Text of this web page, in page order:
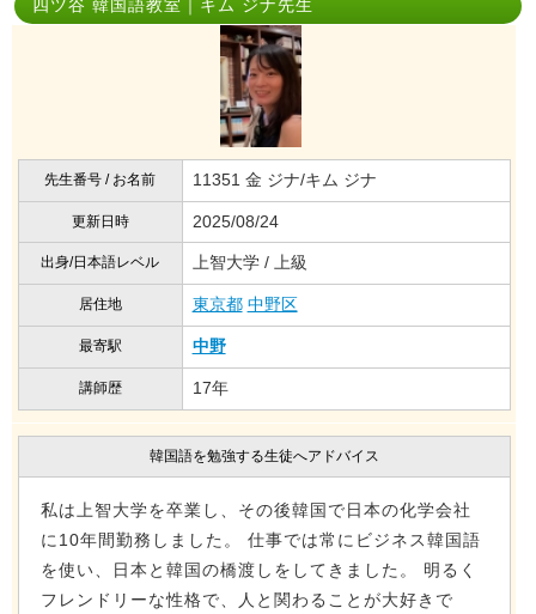
四ツ谷 韓国語教室｜キム ジナ先生
先生番号 / お名前 11351 金 ジナ/キム ジナ
更新日時 2025/08/24
出身/日本語レベル 上智大学 / 上級
居住地 東京都 中野区
最寄駅 中野
講師歴 17年
韓国語を勉強する生徒へアドバイス
私は上智大学を卒業し、その後韓国で日本の化学会社
に10年間勤務しました。 仕事では常にビジネス韓国語
を使い、日本と韓国の橋渡しをしてきました。 明るく
フレンドリーな性格で、人と関わることが大好きで